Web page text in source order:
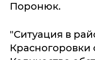
Поронюк.
"Ситуация в
Красногоровки